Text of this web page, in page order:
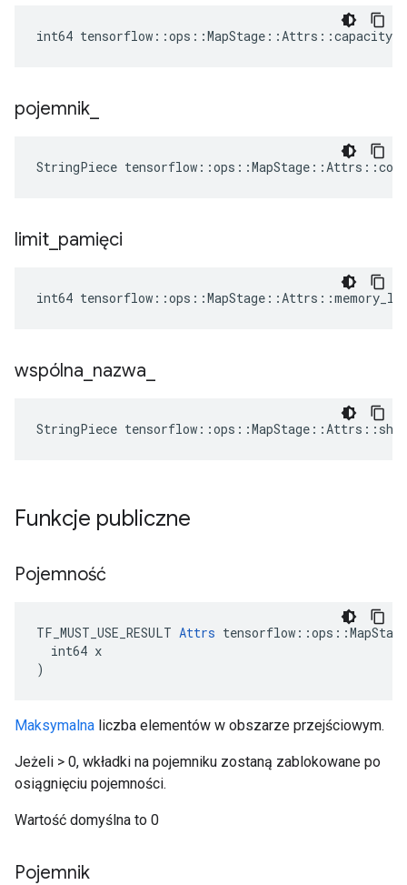
int64 tensorflow::ops::MapStage::Attrs::capacity_
pojemnik
StringPiece
limit pamięci
int64
wspólna nazwa
StringPiece
Funkcje publiczne
Pojemność
TF_MUST_USE_RESULT Attrs
  int64 x
)
Maksymalna liczba elementów w obszarze przejściowym.
Jeżeli > 0, wkładki na pojemniku zostaną zablokowane po
osiągnięciu pojemności.
Wartość domyślna to 0
Pojemnik